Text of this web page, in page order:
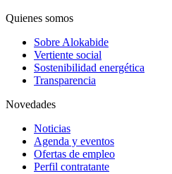
Quienes somos
Sobre Alokabide
Vertiente social
Sostenibilidad energética
Transparencia
Novedades
Noticias
Agenda y eventos
Ofertas de empleo
Perfil contratante